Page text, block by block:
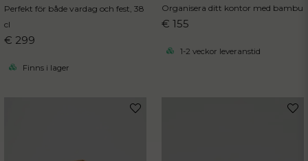
Perfekt för både vardag och fest, 38
cl
€ 299
Finns i lager
Organisera ditt kontor med bambu
€ 155
1-2 veckor leveranstid